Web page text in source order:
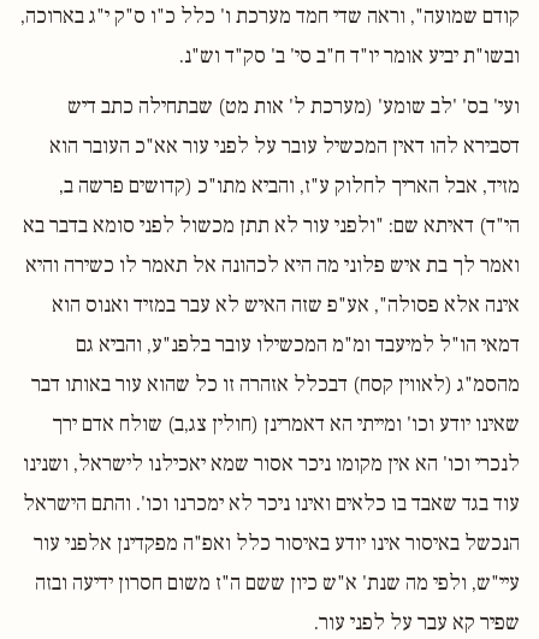
קודם שמועה", וראה שדי חמד מערכת ו' כלל כ"ו ס"ק י"ג בארוכה,
ובשו"ת יביע אומר יו"ד ח"ב סי' ב' סק"ד וש"נ.
ועי' בס' 'לב שומע' (מערכת ל' אות מט) שבתחילה כתב דיש
דסבירא להו דאין המכשיל עובר על לפני עור אא"כ העובר הוא
מזיד, אבל האריך לחלוק ע"ז, והביא מתו"כ (קדושים פרשה ב,
הי"ד) דאיתא שם: "ולפני עור לא תתן מכשול לפני סומא בדבר בא
ואמר לך בת איש פלוני מה היא לכהונה אל תאמר לו כשירה והיא
אינה אלא פסולה", אע"פ שזה האיש לא עבר במזיד ואנוס הוא
דמאי הו"ל למיעבד ומ"מ המכשילו עובר בלפנ"ע, והביא גם
מהסמ"ג (לאווין קסח) דבכלל אזהרה זו כל שהוא עור באותו דבר
שאינו יודע וכו' ומייתי הא דאמרינן (חולין צג,ב) שולח אדם ירך
לנכרי וכו' הא אין מקומו ניכר אסור שמא יאכילנו לישראל, ושנינו
עוד בגד שאבד בו כלאים ואינו ניכר לא ימכרנו וכו'. והתם הישראל
הנכשל באיסור אינו יודע באיסור כלל ואפ"ה מפקדינן אלפני עור
עיי"ש, ולפי מה שנת' א"ש כיון ששם ה"ז משום חסרון ידיעה ובזה
שפיר קא עבר על לפני עור.